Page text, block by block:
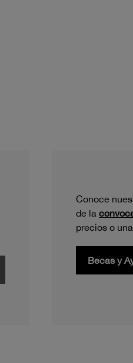
Conoce
de la
precios o
Becas y